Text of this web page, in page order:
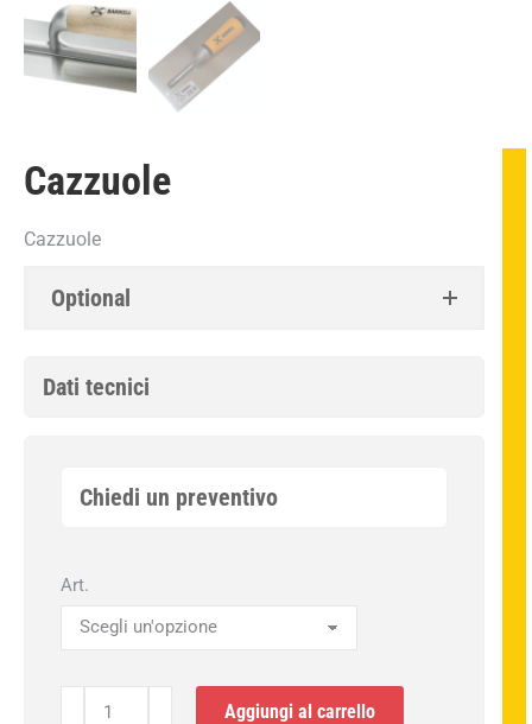
Cazzuole
Cazzuole
Optional
Dati tecnici
Chiedi un preventivo
Art.
Cazzuole
Aggiungi al carrello